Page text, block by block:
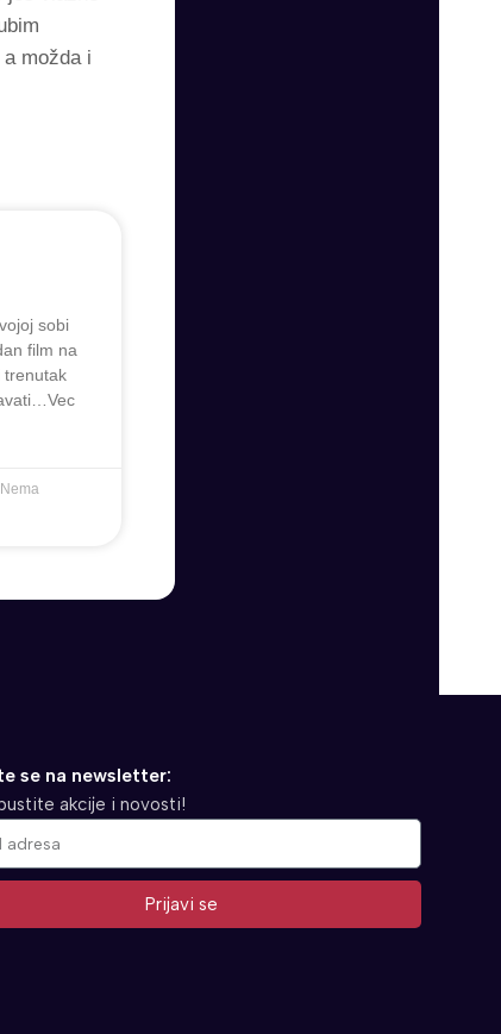
možda i
sobi
film na
trenutak
Nema
se na newsletter:
akcije i novosti!
Prijavi se